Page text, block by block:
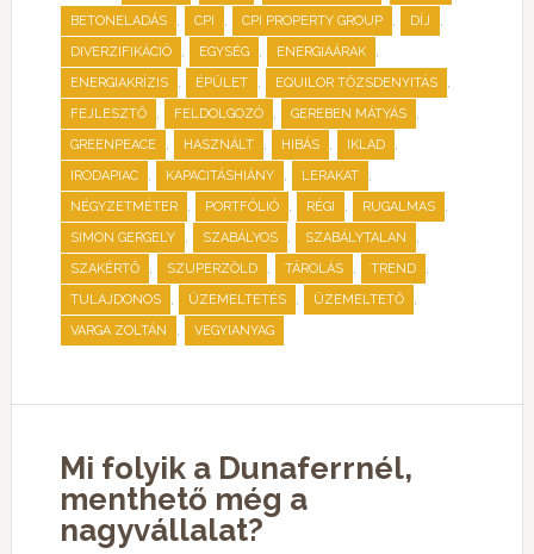
BETONELADÁS , CPI , CPI PROPERTY GROUP , DÍJ ,
DIVERZIFIKÁCIÓ , EGYSÉG , ENERGIAÁRAK ,
ENERGIAKRÍZIS , ÉPÜLET , EQUILOR TŐZSDENYITÁS ,
FEJLESZTŐ , FELDOLGOZÓ , GEREBEN MÁTYÁS ,
GREENPEACE , HASZNÁLT , HIBÁS , IKLAD ,
IRODAPIAC , KAPACITÁSHIÁNY , LERAKAT ,
NÉGYZETMÉTER , PORTFÓLIÓ , RÉGI , RUGALMAS ,
SIMON GERGELY , SZABÁLYOS , SZABÁLYTALAN ,
SZAKÉRTŐ , SZUPERZÖLD , TÁROLÁS , TREND ,
TULAJDONOS , ÜZEMELTETÉS , ÜZEMELTETŐ ,
VARGA ZOLTÁN , VEGYIANYAG
Mi folyik a Dunaferrnél,
menthető még a
nagyvállalat?